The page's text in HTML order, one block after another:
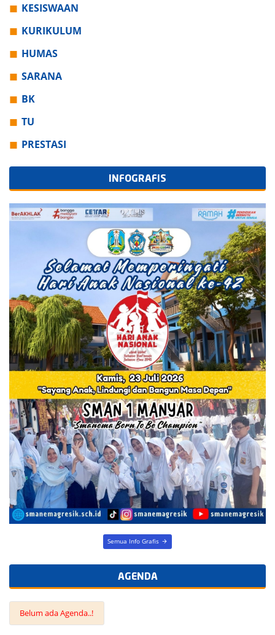
KESISWAAN
KURIKULUM
HUMAS
SARANA
BK
TU
PRESTASI
INFOGRAFIS
Semua Info Grafis
AGENDA